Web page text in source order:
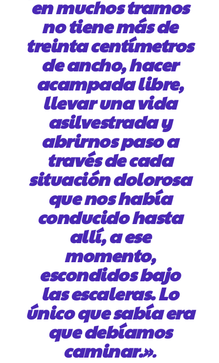
en muchos tramos
no tiene más de
treinta centímetros
de ancho, hacer
acampada libre,
llevar una vida
asilvestrada y
abrirnos paso a
través de cada
situación dolorosa
que nos había
conducido hasta
allí, a ese
momento,
escondidos bajo
las escaleras. Lo
único que sabía era
que debíamos
caminar.».